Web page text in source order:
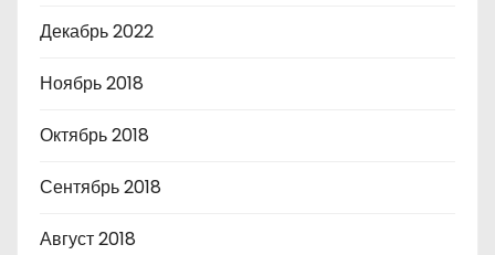
Декабрь 2022
Ноябрь 2018
Октябрь 2018
Сентябрь 2018
Август 2018